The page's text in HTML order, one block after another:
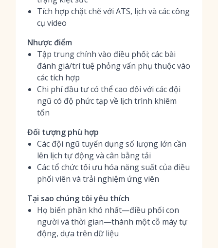
Tích hợp chặt chẽ với ATS, lịch và các công
cụ video
Nhược điểm
Tập trung chính vào điều phối; các bài
đánh giá/trí tuệ phỏng vấn phụ thuộc vào
các tích hợp
Chi phí đầu tư có thể cao đối với các đội
ngũ có độ phức tạp về lịch trình khiêm
tốn
Đối tượng phù hợp
Các đội ngũ tuyển dụng số lượng lớn cần
lên lịch tự động và cân bằng tải
Các tổ chức tối ưu hóa năng suất của điều
phối viên và trải nghiệm ứng viên
Tại sao chúng tôi yêu thích
Họ biến phần khó nhất—điều phối con
người và thời gian—thành một cỗ máy tự
động, dựa trên dữ liệu